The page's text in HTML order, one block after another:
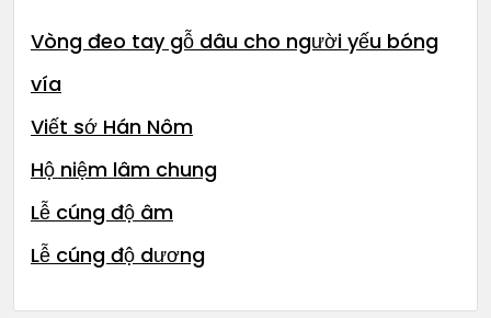
Vòng đeo tay gỗ dâu cho người yếu bóng
vía
Viết sớ Hán Nôm
Hộ niệm lâm chung
Lễ cúng độ âm
Lễ cúng độ dương